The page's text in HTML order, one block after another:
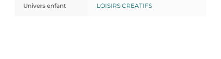
Univers enfant LOISIRS CREATIFS